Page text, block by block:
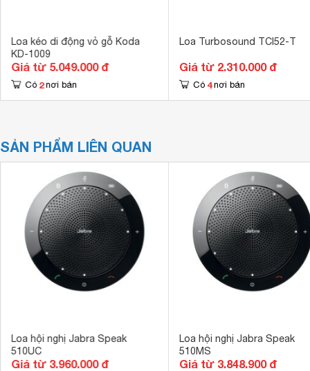
Loa kéo di động vỏ gỗ Koda
KD-1009
Giá từ 5.049.000 đ
Có 2 nơi bán
Loa Turbosound TCI52-T
Giá từ 2.310.000 đ
Có 4 nơi bán
SẢN PHẨM LIÊN QUAN
Loa hội nghị Jabra Speak
510UC
Giá từ 3.960.000 đ
Loa hội nghị Jabra Speak
510MS
Giá từ 3.848.900 đ